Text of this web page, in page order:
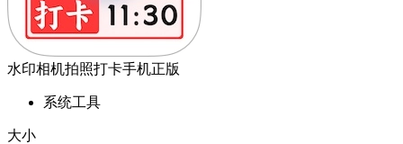
水印相机拍照打卡手机正版
系统工具
大小